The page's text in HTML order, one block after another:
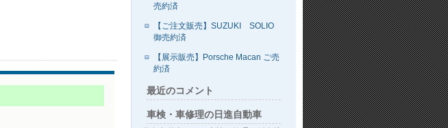
売約済
【ご注文販売】SUZUKI SOLIO
御売約済
【展示販売】Porsche Macan ご売
約済
最近のコメント
車検・車修理の日進自動車